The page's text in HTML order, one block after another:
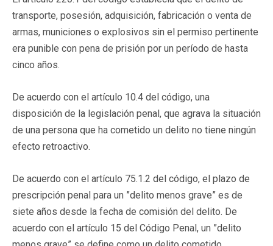
transporte, posesión, adquisición, fabricación o venta de
armas, municiones o explosivos sin el permiso pertinente
era punible con pena de prisión por un período de hasta
cinco años.
De acuerdo con el artículo 10.4 del código, una
disposición de la legislación penal, que agrava la situación
de una persona que ha cometido un delito no tiene ningún
efecto retroactivo.
De acuerdo con el artículo 75.1.2 del código, el plazo de
prescripción penal para un ”delito menos grave” es de
siete años desde la fecha de comisión del delito. De
acuerdo con el artículo 15 del Código Penal, un ”delito